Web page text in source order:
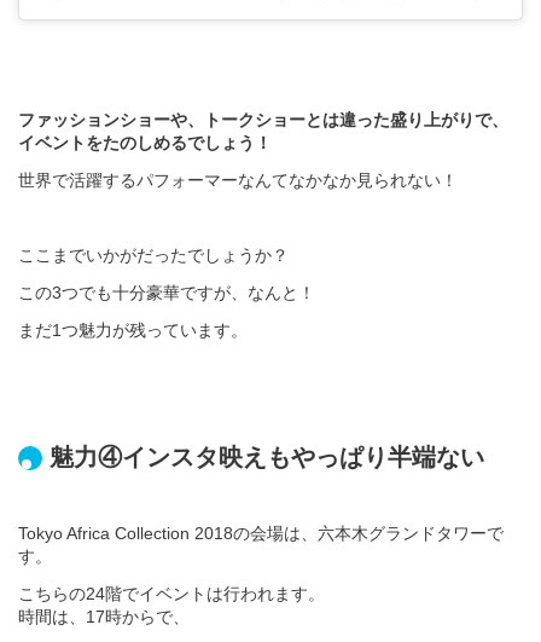
ファッションショーや、トークショーとは違った盛り上がりで、
イベントをたのしめるでしょう！
世界で活躍するパフォーマーなんてなかなか見られない！
ここまでいかがだったでしょうか？
この3つでも十分豪華ですが、なんと！
まだ1つ魅力が残っています。
魅力④インスタ映えもやっぱり半端ない
Tokyo Africa Collection 2018の会場は、六本木グランドタワーで
す。
こちらの24階でイベントは行われます。
時間は、17時からで、